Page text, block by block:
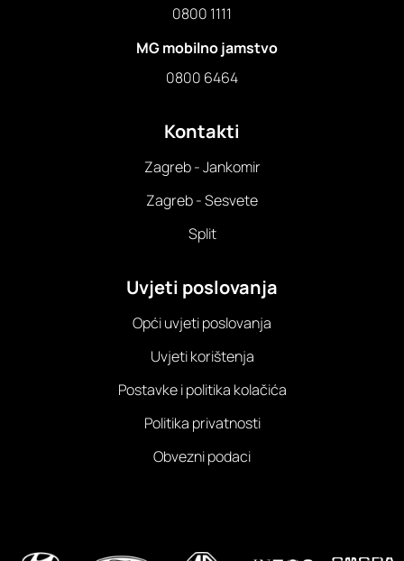
0800 1111
MG mobilno jamstvo
0800 6464
Kontakti
Zagreb - Jankomir
Zagreb - Sesvete
Split
Uvjeti poslovanja
Opći uvjeti poslovanja
Uvjeti korištenja
Postavke i politika kolačića
Politika privatnosti
Obvezni podaci